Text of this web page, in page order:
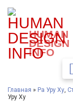
HUMAN
DESIGN
INFO
Главная » Ра Уру Ху,
Уру Ху